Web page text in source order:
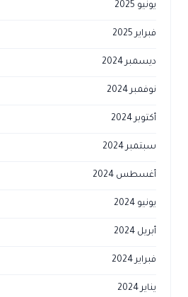
يونيو 2025
فبراير 2025
ديسمبر 2024
نوفمبر 2024
أكتوبر 2024
سبتمبر 2024
أغسطس 2024
يونيو 2024
أبريل 2024
فبراير 2024
يناير 2024